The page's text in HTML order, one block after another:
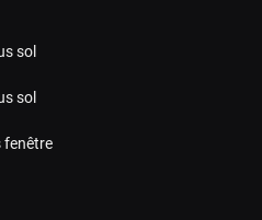
sol
sol
fenêtre